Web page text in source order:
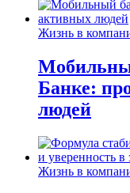
Жизнь в
Банке:
людей
Жизнь в